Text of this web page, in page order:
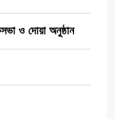
ও দোয়া অনুষ্ঠান